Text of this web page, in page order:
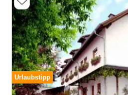
Urlaubstipp